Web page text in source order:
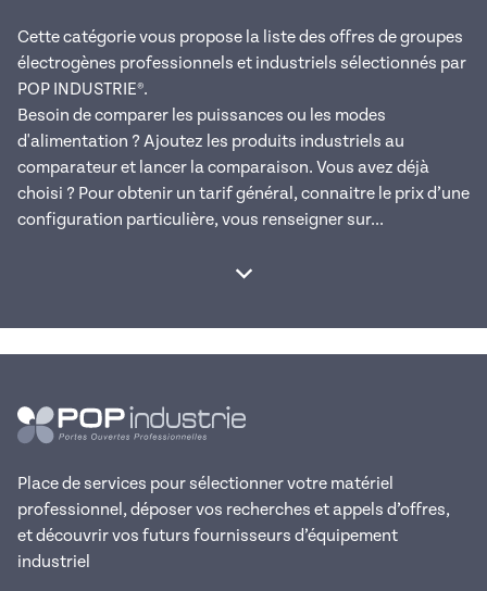
Cette catégorie vous propose la liste des offres de groupes
électrogènes professionnels et industriels sélectionnés par
POP INDUSTRIE®.
Besoin de comparer les puissances ou les modes
d'alimentation ? Ajoutez les produits industriels au
comparateur et lancer la comparaison. Vous avez déjà
choisi ? Pour obtenir un tarif général, connaitre le prix d’une
configuration particulière, vous renseigner sur...
Afficher la suite
Place de services pour sélectionner votre matériel
professionnel, déposer vos recherches et appels d’offres,
et découvrir vos futurs fournisseurs d’équipement
industriel